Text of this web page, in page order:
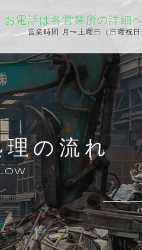
お電話は各営業所の詳細
営業時間 ⽉〜⼟曜日（⽇曜祝
理の流れ